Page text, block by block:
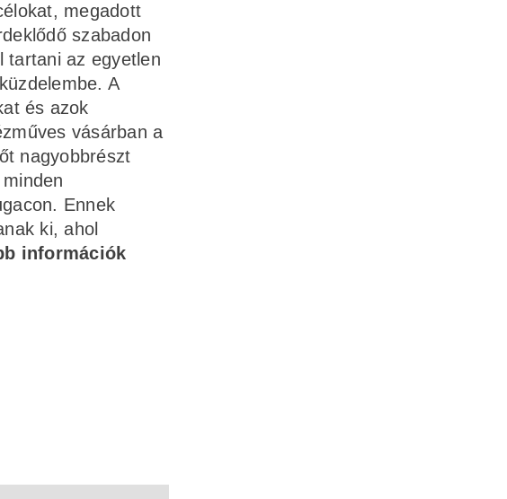
megadott
szabadon
tartani az egyetlen
A
és azok
vásárban a
nagyobbrészt
Ennek
ki, ahol
információk